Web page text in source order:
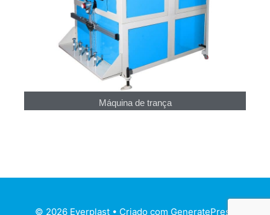
Máquina de trança
© 2026 Everplast • Criado com GeneratePress